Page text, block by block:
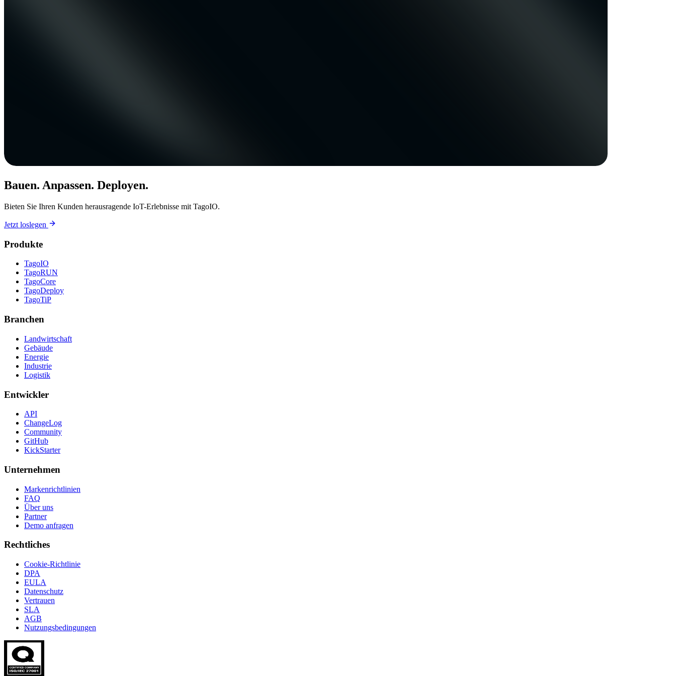
Bauen. Anpassen. Deployen.
Bieten Sie Ihren Kunden herausragende IoT-Erlebnisse mit TagoIO.
Jetzt loslegen
Produkte
TagoIO
TagoRUN
TagoCore
TagoDeploy
TagoTiP
Branchen
Landwirtschaft
Gebäude
Energie
Industrie
Logistik
Entwickler
API
ChangeLog
Community
GitHub
KickStarter
Unternehmen
Markenrichtlinien
FAQ
Über uns
Partner
Demo anfragen
Rechtliches
Cookie-Richtlinie
DPA
EULA
Datenschutz
Vertrauen
SLA
AGB
Nutzungsbedingungen